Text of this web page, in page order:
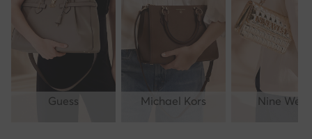
Guess Michael Kors Nine West